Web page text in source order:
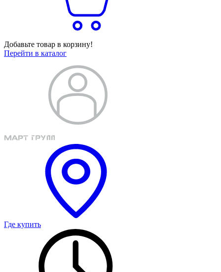
Добавьте товар в корзину!
Перейти в каталог
Где купить